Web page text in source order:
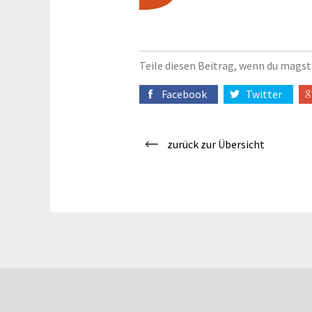
Teile diesen Beitrag, wenn du magst:
Facebook Twitter
zurück zur Übersicht